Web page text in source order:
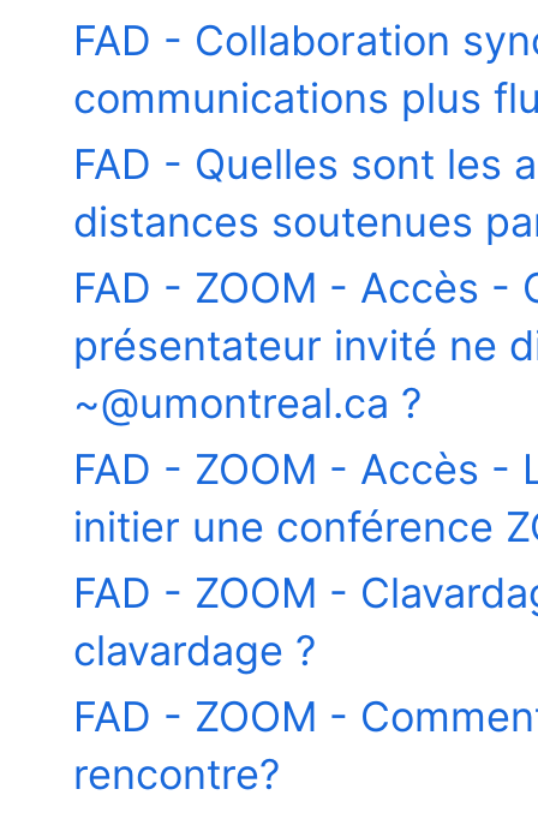
FAD - Collaboration
communications plus
FAD - Quelles sont les
distances soutenues
FAD - ZOOM - Accès -
présentateur invité ne
~@umontreal.ca ?
FAD - ZOOM - Accès -
initier une conférence
FAD - ZOOM -
clavardage ?
FAD - ZOOM -
rencontre?